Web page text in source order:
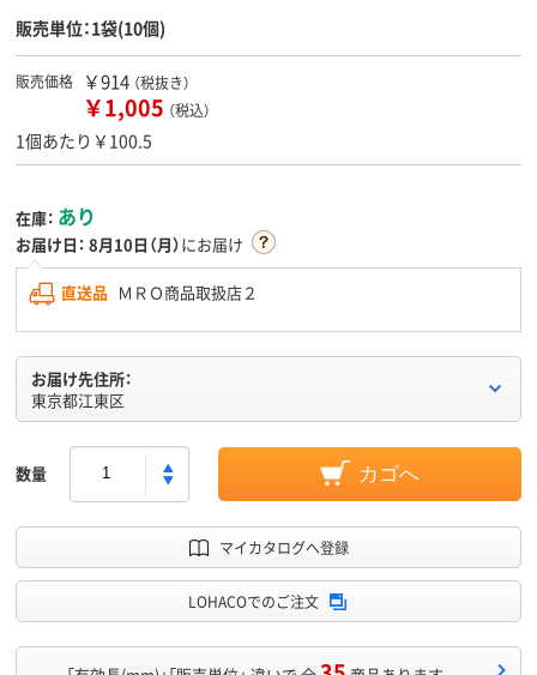
販売単位：1袋(10個)
販売価格 ￥914 （税抜き）
￥1,005 （税込）
1個あたり￥100.5
在庫： あり
お届け日： 8月10日（月）にお届け
直送品 ＭＲＯ商品取扱店２
お届け先住所：
東京都江東区
数量 カゴへ
マイカタログへ登録
LOHACOでのご注文